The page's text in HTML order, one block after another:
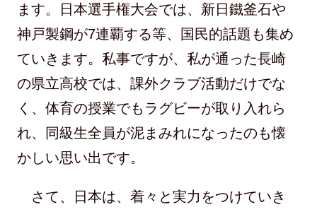
ます。日本選手権大会では、新日鐵釜石や
神戸製鋼が7連覇する等、国民的話題も集め
ていきます。私事ですが、私が通った長崎
の県立高校では、課外クラブ活動だけでな
く、体育の授業でもラグビーが取り入れら
れ、同級生全員が泥まみれになったのも懐
かしい思い出です。
さて、日本は、着々と実力をつけていき